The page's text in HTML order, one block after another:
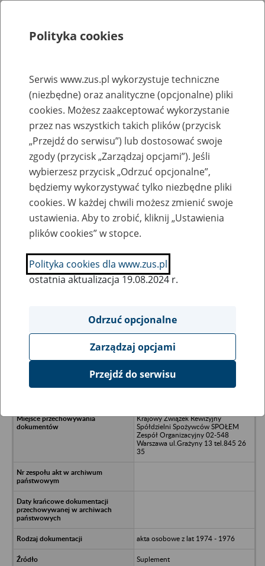
Rejestry, ewidencje i archiwa
Baza zlikwidowanych lub
przekształconych zakładów pracy
Nazwa zakładu pracy:
SZUKAJ
Ukryj wszystkie pozycje bazy
Zjednoczenie Przedsiębiorstw
Krajowy Związek Rewizyjny
Spółdzielni Spożywców SPOŁEM
Zespół Organizacyjny 02-548
Warszawa ul.Grażyny 13 tel.845 26
35
akta osobowe z lat 1974 - 1976
Suplement
Polityka cookies
Serwis www.zus.pl wykorzystuje techniczne
(niezbędne) oraz analityczne (opcjonalne) pliki
cookies. Możesz zaakceptować wykorzystanie
przez nas wszystkich takich plików (przycisk
„Przejdź do serwisu”) lub dostosować swoje
zgody (przycisk „Zarządzaj opcjami”). Jeśli
wybierzesz przycisk „Odrzuć opcjonalne”,
będziemy wykorzystywać tylko niezbędne pliki
cookies. W każdej chwili możesz zmienić swoje
ustawienia. Aby to zrobić, kliknij „Ustawienia
plików cookies” w stopce.
Polityka cookies dla www.zus.pl
ostatnia aktualizacja 19.08.2024 r.
Odrzuć opcjonalne
Zarządzaj opcjami
Przejdź do serwisu